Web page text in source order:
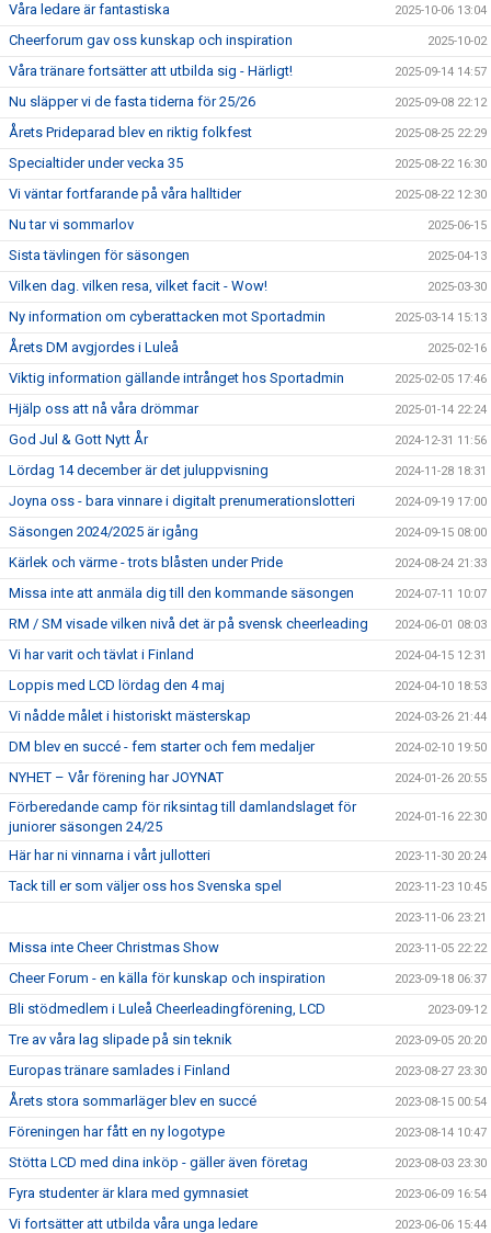
Våra ledare är fantastiska 2025-10-06 13:04
Cheerforum gav oss kunskap och inspiration 2025-10-02
Våra tränare fortsätter att utbilda sig - Härligt! 2025-09-14 14:57
Nu släpper vi de fasta tiderna för 25/26 2025-09-08 22:12
Årets Prideparad blev en riktig folkfest 2025-08-25 22:29
Specialtider under vecka 35 2025-08-22 16:30
Vi väntar fortfarande på våra halltider 2025-08-22 12:30
Nu tar vi sommarlov 2025-06-15
Sista tävlingen för säsongen 2025-04-13
Vilken dag. vilken resa, vilket facit - Wow! 2025-03-30
Ny information om cyberattacken mot Sportadmin 2025-03-14 15:13
Årets DM avgjordes i Luleå 2025-02-16
Viktig information gällande intrånget hos Sportadmin 2025-02-05 17:46
Hjälp oss att nå våra drömmar 2025-01-14 22:24
God Jul & Gott Nytt År 2024-12-31 11:56
Lördag 14 december är det juluppvisning 2024-11-28 18:31
Joyna oss - bara vinnare i digitalt prenumerationslotteri 2024-09-19 17:00
Säsongen 2024/2025 är igång 2024-09-15 08:00
Kärlek och värme - trots blåsten under Pride 2024-08-24 21:33
Missa inte att anmäla dig till den kommande säsongen 2024-07-11 10:07
RM / SM visade vilken nivå det är på svensk cheerleading 2024-06-01 08:03
Vi har varit och tävlat i Finland 2024-04-15 12:31
Loppis med LCD lördag den 4 maj 2024-04-10 18:53
Vi nådde målet i historiskt mästerskap 2024-03-26 21:44
DM blev en succé - fem starter och fem medaljer 2024-02-10 19:50
NYHET – Vår förening har JOYNAT 2024-01-26 20:55
Förberedande camp för riksintag till damlandslaget för
juniorer säsongen 24/25
2024-01-16 22:30
Här har ni vinnarna i vårt jullotteri 2023-11-30 20:24
Tack till er som väljer oss hos Svenska spel 2023-11-23 10:45
2023-11-06 23:21
Missa inte Cheer Christmas Show 2023-11-05 22:22
Cheer Forum - en källa för kunskap och inspiration 2023-09-18 06:37
Bli stödmedlem i Luleå Cheerleadingförening, LCD 2023-09-12
Tre av våra lag slipade på sin teknik 2023-09-05 20:20
Europas tränare samlades i Finland 2023-08-27 23:30
Årets stora sommarläger blev en succé 2023-08-15 00:54
Föreningen har fått en ny logotype 2023-08-14 10:47
Stötta LCD med dina inköp - gäller även företag 2023-08-03 23:30
Fyra studenter är klara med gymnasiet 2023-06-09 16:54
Vi fortsätter att utbilda våra unga ledare 2023-06-06 15:44